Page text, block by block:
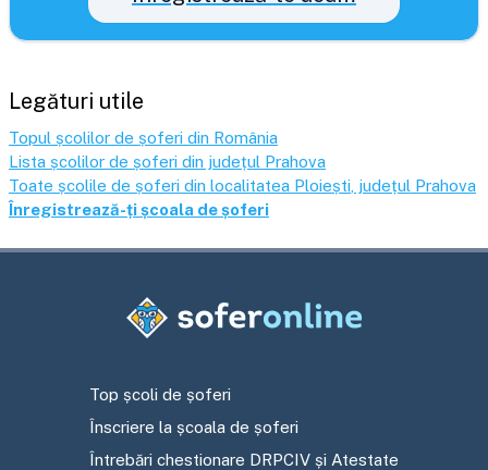
Legături utile
Topul școlilor de șoferi din România
Lista școlilor de șoferi din județul Prahova
Toate școlile de șoferi din localitatea Ploiești , județul Prahova
Înregistrează-ți școala de șoferi
Top școli de șoferi
Înscriere la școala de șoferi
Întrebări chestionare DRPCIV și Atestate